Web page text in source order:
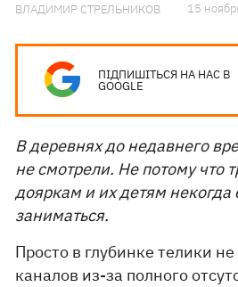
ВЛАДИМИР СТРЕЛЬНИКОВ 15
ПІДПИШІТЬСЯ НА НАС В
GOOGLE
В деревнях до недавнего
не смотрели. Не потому что
дояркам и их детям некогда
заниматься.
Просто в глубинке телики
каналов из-за полного